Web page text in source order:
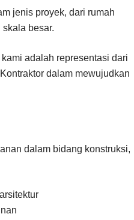
jenis proyek, dari rumah
besar.
adalah representasi dari
dalam mewujudkan
dalam bidang konstruksi,